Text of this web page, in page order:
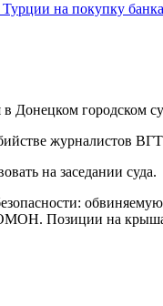
Турции на покупку банка
Донецком городском
журналистов
на заседании суда.
Позиции на